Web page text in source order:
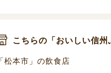
こちらの「おいしい信州
「松本市」の飲食店